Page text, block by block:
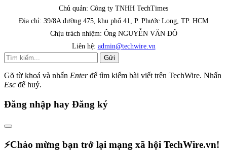
Chủ quản: Công ty TNHH TechTimes
Địa chỉ: 39/8A đường 475, khu phố 41, P. Phước Long, TP. HCM
Chịu trách nhiệm: Ông NGUYỄN VĂN ĐÔ
Liên hệ: admin@techwire.vn
Gửi
Gõ từ khoá và nhấn Enterđể tìm kiếm bài viết trên TechWire. Nhấn
Esc để huỷ.
Đăng nhập hay Đăng ký
⚡️Chào mừng bạn trở lại mạng xã hội TechWire.vn!